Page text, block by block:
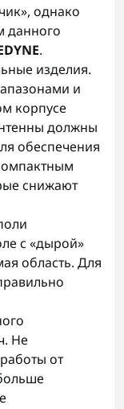
однако
данного
.
изделия.
и
корпусе
должны
обеспечения
снижают
с «дырой»
область. Для
Не
от